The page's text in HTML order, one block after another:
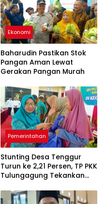
Ekonomi
Baharudin Pastikan Stok
Pangan Aman Lewat
Gerakan Pangan Murah
Pemerintahan
Stunting Desa Tenggur
Turun ke 2,21 Persen, TP PKK
Tulungagung Tekankan
Berkelanjutan